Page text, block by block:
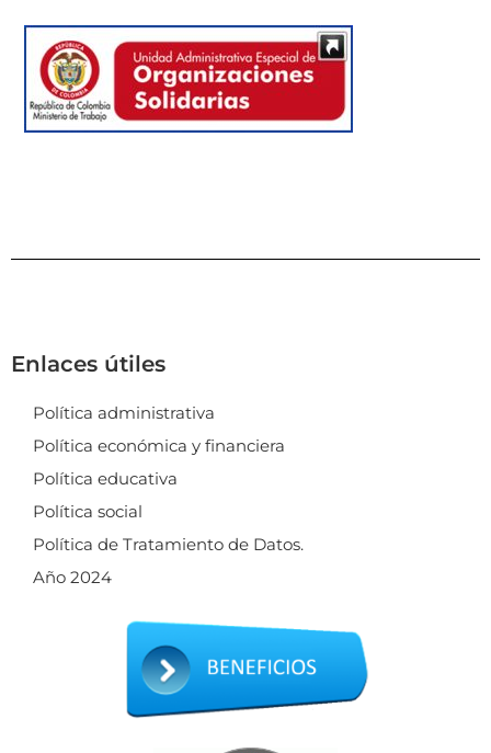
Enlaces útiles
Política administrativa
Política económica y financiera
Política educativa
Política social
Política de Tratamiento de Datos.
Año 2024